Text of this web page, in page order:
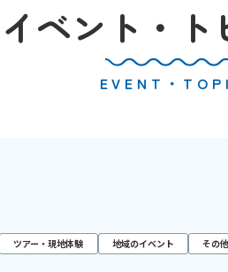
イベント・ト
EVENT・
ツアー・現地体験 地域のイベント その